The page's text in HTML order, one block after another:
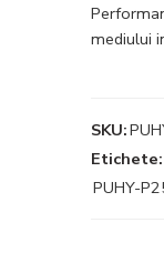
mediului
SKU:
Etichete:
PUHY-